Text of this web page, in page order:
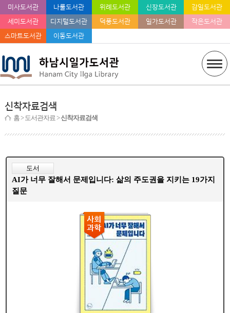
미사도서관 나룰도서관 위례도서관 신장도서관
감일도서관
세미도서관
디지털도서관 덕풍도서관 일가도서관
작은도서관
스마트도서관
이동도서관
신착자료검색
홈> 도서관자료 >신착자료검색